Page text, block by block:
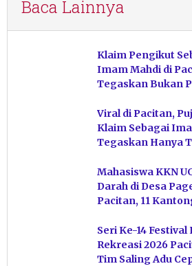
Baca Lainnya
Klaim Pengikut
Imam Mahdi di
Tegaskan Bukan
Viral di Pacitan,
Klaim Sebagai
Tegaskan Hanya
Mahasiswa KKN
Darah di Desa
Pacitan, 11
Seri Ke-14
Rekreasi 2026
Tim Saling Adu